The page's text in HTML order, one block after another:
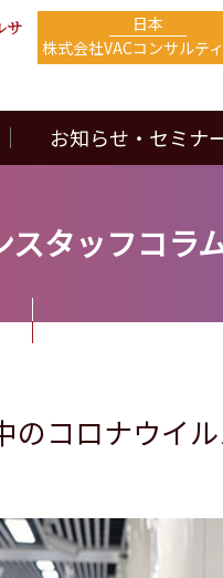
サ
日本
株式会社VACコンサルテ
お知らせ・セミナ
スタッフコラ
のコロナウイ